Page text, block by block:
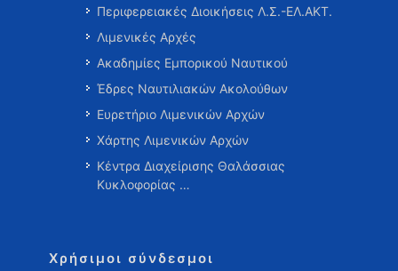
Περιφερειακές Διοικήσεις Λ.Σ.-ΕΛ.ΑΚΤ.
Λιμενικές Αρχές
Ακαδημίες Εμπορικού Ναυτικού
Έδρες Ναυτιλιακών Ακολούθων
Ευρετήριο Λιμενικών Αρχών
Χάρτης Λιμενικών Αρχών
Κέντρα Διαχείρισης Θαλάσσιας
Κυκλοφορίας …
Χρήσιμοι σύνδεσμοι